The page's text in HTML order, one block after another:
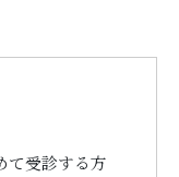
て受診する方